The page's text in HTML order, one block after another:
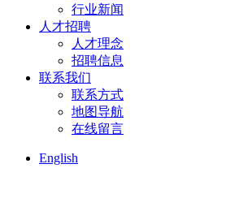
行业新闻
人才招聘
人才理念
招聘信息
联系我们
联系方式
地图导航
在线留言
English